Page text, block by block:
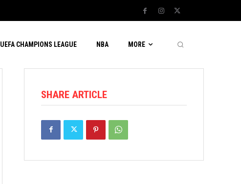
UEFA CHAMPIONS LEAGUE NBA MORE
SHARE ARTICLE